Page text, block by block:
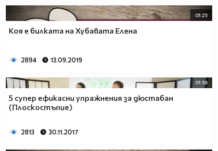
01:25
Коя е билката на Хубавата Елена
2894 13.09.2019
01:59
5 супер ефикасни упражнения за дюстабан
(Плоскостъпие)
2813 30.11.2017